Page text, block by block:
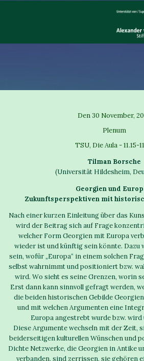
Den 30 November,
Plenum
TSU, Die Aula - 11.15-
Tilman Borsche
(Universität Hildesheim,
Georgien und
Zukunftsperspektiven mit
Nach einer kurzen Einleitung über das
wird der Beitrag sich auf Frage
welcher Form Georgien mit Europa
wieder ist und künftig sein könnte. Dazu
sein, wofür „Europa“ in einem solchen
selbst wahrnimmt und positioniert bzw.
wird. Wo sieht es seine Grenzen, worin
Erst dann kann sinnvoll gefragt werden,
die beiden historischen Gebilde
und mit welchen Argumenten eine
Europa angestrebt wurde bzw. wird
Diese Argumente wechseln mit der Zeit,
beiderseitigen kulturellen Wünschen und
Dichte Netzwerke, die Georgien in Antike
verbanden, sind zerrissen, sie gehören